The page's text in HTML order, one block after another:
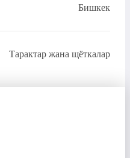
Бишкек
Тарактар жана щёткалар